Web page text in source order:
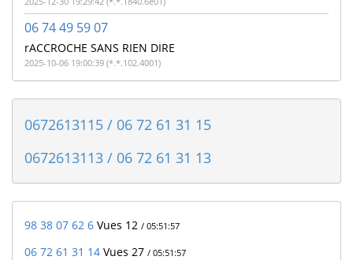
06 74 49 59 07
rACCROCHE SANS RIEN DIRE
2025-10-06 19:00:39 (*.*.102.4001)
0672613115 / 06 72 61 31 15
0672613113 / 06 72 61 31 13
98 38 07 62 6 Vues 12 / 05:51:57
06 72 61 31 14 Vues 27 / 05:51:57